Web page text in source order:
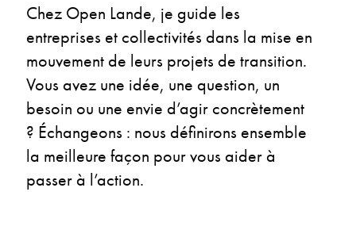
Chez Open Lande, je guide les
entreprises et collectivités dans la mise en
mouvement de leurs projets de transition.
Vous avez une idée, une question, un
besoin ou une envie d’agir concrètement
? Échangeons : nous définirons ensemble
la meilleure façon pour vous aider à
passer à l’action.